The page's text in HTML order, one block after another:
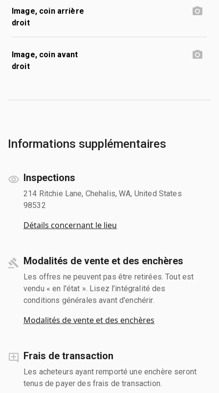
Image, coin arrière
droit
Image, coin avant
droit
Informations supplémentaires
Inspections
214 Ritchie Lane, Chehalis, WA, United States
98532
Détails concernant le lieu
Modalités de vente et des enchères
Les offres ne peuvent pas être retirées. Tout est
vendu « en l'état ». Lisez l'intégralité des
conditions générales avant d'enchérir.
Modalités de vente et des enchères
Frais de transaction
Les acheteurs ayant remporté une enchère seront
tenus de payer des frais de transaction.